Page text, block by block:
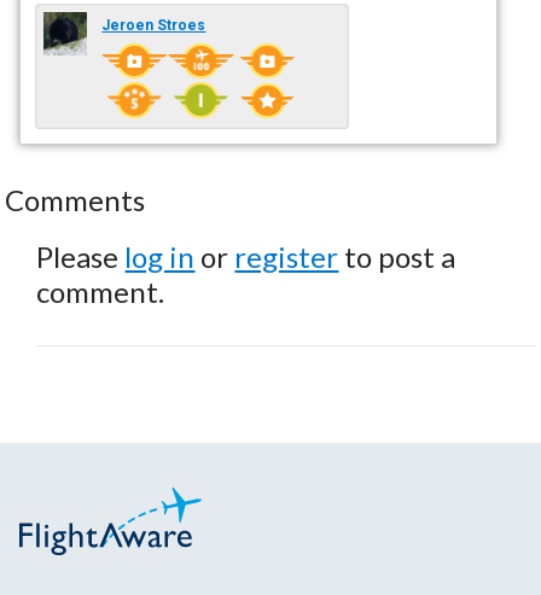
Jeroen Stroes
Comments
Please log in or register to post a
comment.